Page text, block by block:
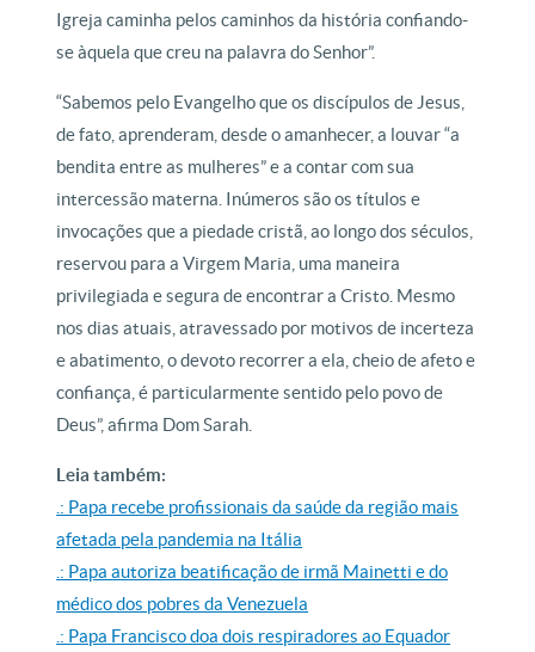
Igreja caminha pelos caminhos da história confiando-
se àquela que creu na palavra do Senhor”.
“Sabemos pelo Evangelho que os discípulos de Jesus,
de fato, aprenderam, desde o amanhecer, a louvar “a
bendita entre as mulheres” e a contar com sua
intercessão materna. Inúmeros são os títulos e
invocações que a piedade cristã, ao longo dos séculos,
reservou para a Virgem Maria, uma maneira
privilegiada e segura de encontrar a Cristo. Mesmo
nos dias atuais, atravessado por motivos de incerteza
e abatimento, o devoto recorrer a ela, cheio de afeto e
confiança, é particularmente sentido pelo povo de
Deus”, afirma Dom Sarah.
Leia também:
.: Papa recebe profissionais da saúde da região mais
afetada pela pandemia na Itália
.: Papa autoriza beatificação de irmã Mainetti e do
médico dos pobres da Venezuela
.: Papa Francisco doa dois respiradores ao Equador